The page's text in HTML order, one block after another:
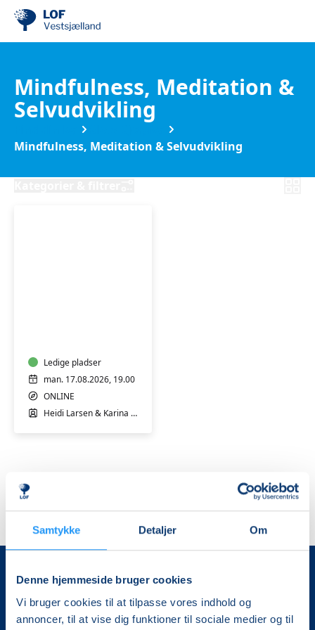
Samtykke Detaljer Om
Denne hjemmeside bruger cookies
Vi bruger cookies til at tilpasse vores indhold og
annoncer, til at vise dig funktioner til sociale medier og til
Mindfulness, Meditation &
Selvudvikling
Mindfulness, Meditation & Selvudvikling
står
tæt
på
en
ONLINE
Ledige pladser
man. 17.08.2026, 19.00
ONLINE
Heidi Larsen & Karina Ralsted